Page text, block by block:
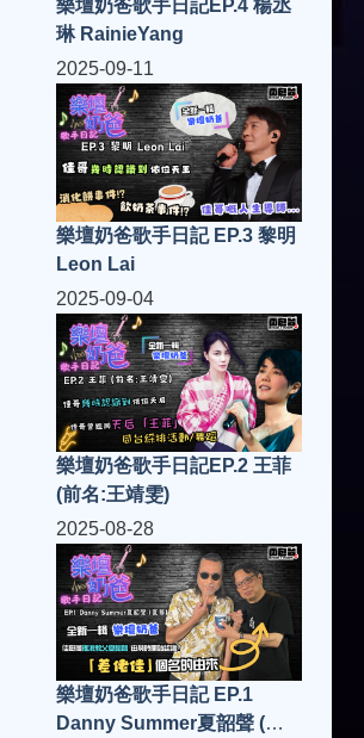
樂壇奶爸歌手日記EP.4 楊丞
琳 RainieYang
2025-09-11
樂壇奶爸歌手日記 EP.3 黎明
Leon Lai
2025-09-04
樂壇奶爸歌手日記EP.2 王菲
(前名:王靖雯)
2025-08-28
樂壇奶爸歌手日記 EP.1
Danny Summer夏韶聲 (夏